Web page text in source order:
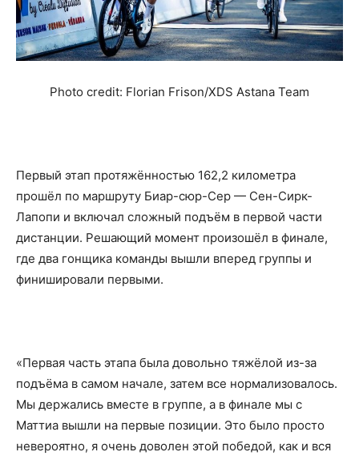
Photo credit: Florian Frison/XDS Astana Team
Первый этап протяжённостью 162,2 километра
прошёл по маршруту Биар-сюр-Сер — Сен-Сирк-
Лапопи и включал сложный подъём в первой части
дистанции. Решающий момент произошёл в финале,
где два гонщика команды вышли вперед группы и
финишировали первыми.
«Первая часть этапа была довольно тяжёлой из-за
подъёма в самом начале, затем все нормализовалось.
Мы держались вместе в группе, а в финале мы с
Маттиа вышли на первые позиции. Это было просто
невероятно, я очень доволен этой победой, как и вся